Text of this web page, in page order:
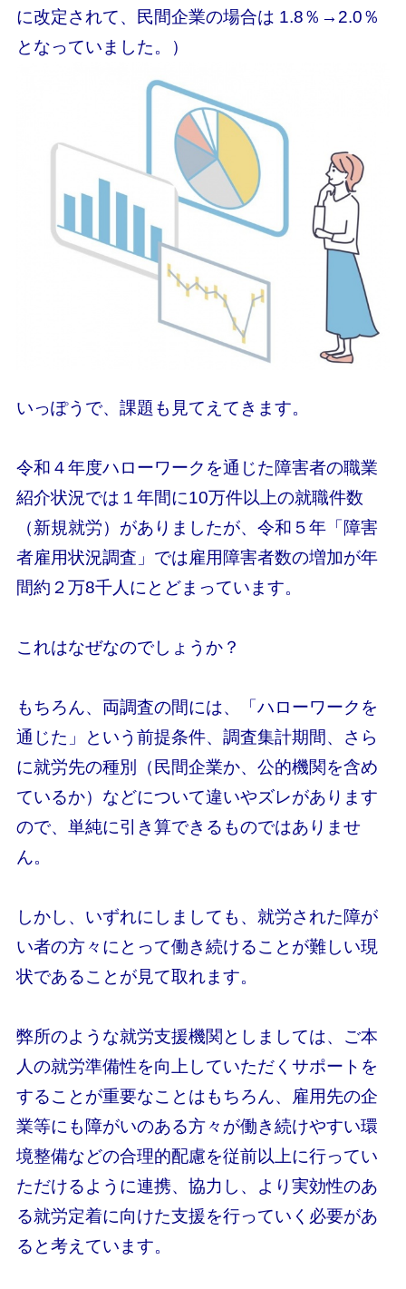
に改定されて、民間企業の場合は 1.8％→2.0％
となっていました。）
いっぽうで、課題も見てえてきます。
令和４年度ハローワークを通じた障害者の職業
紹介状況では１年間に10万件以上の就職件数
（新規就労）がありましたが、令和５年「障害
者雇用状況調査」では雇用障害者数の増加が年
間約２万8千人にとどまっています。
これはなぜなのでしょうか？
もちろん、両調査の間には、「ハローワークを
通じた」という前提条件、調査集計期間、さら
に就労先の種別（民間企業か、公的機関を含め
ているか）などについて違いやズレがあります
ので、単純に引き算できるものではありませ
ん。
しかし、いずれにしましても、就労された障が
い者の方々にとって働き続けることが難しい現
状であることが見て取れます。
弊所のような就労支援機関としましては、ご本
人の就労準備性を向上していただくサポートを
することが重要なことはもちろん、雇用先の企
業等にも障がいのある方々が働き続けやすい環
境整備などの合理的配慮を従前以上に行ってい
ただけるように連携、協力し、より実効性のあ
る就労定着に向けた支援を行っていく必要があ
ると考えています。